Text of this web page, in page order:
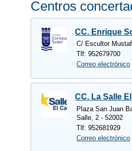
Centros
CC. Enrique
C/ Escultor
Tlf: 952679700
Correo electrónico
CC. La Salle
Plaza San Juan
Salle, 2 - 52002
Tlf: 952681929
Correo electrónico